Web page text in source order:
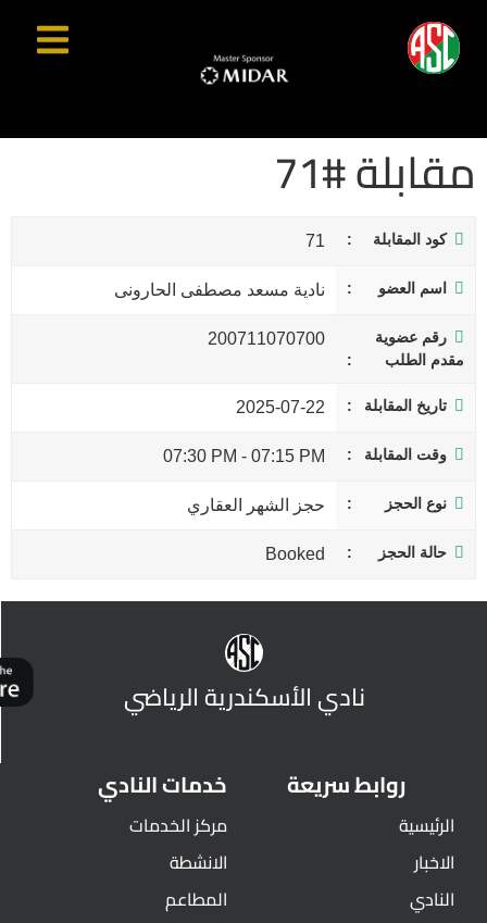
مقابلة #71
كود المقابلة 71
اسم العضو نادية مسعد مصطفى الحارونى
رقم عضوية
مقدم الطلب
200711070700
تاريخ المقابلة 2025-07-22
وقت المقابلة 07:15 PM
-
07:30 PM
نوع الحجز حجز الشهر العقاري
حالة الحجز Booked
نادي الأسكندرية الرياضي
روابط سريعة
الرئيسية
الاخبار
النادي
خدمات النادي
مركز الخدمات
الانشطة
المطاعم